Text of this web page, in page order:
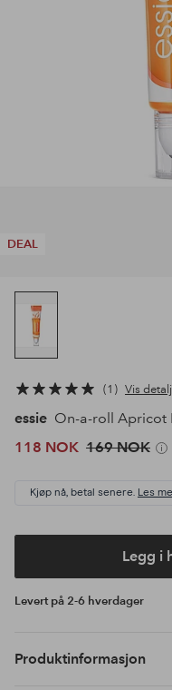
DEAL
1 Vis
essie On-a-roll Apricot
118 NOK 169 NOK
Kjøp nå, betal senere. Les
Legg i
Levert på 2-6 hverdager
Produktinformasjon